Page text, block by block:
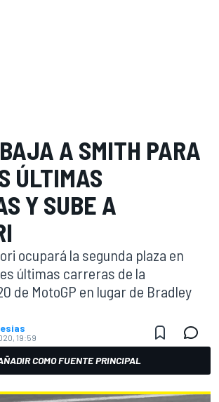
A SMITH PARA
ÚLTIMAS
Y SUBE A
ocupará la segunda plaza en
últimas carreras de la
de MotoGP en lugar de Bradley
19:59
COMO FUENTE PRINCIPAL